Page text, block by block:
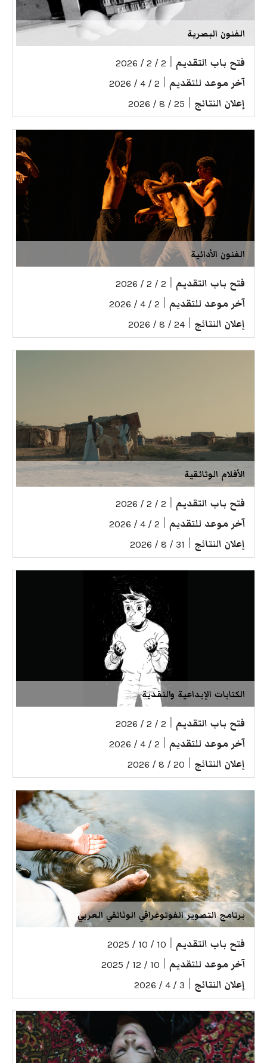
الفنون البصرية
فتح باب التقديم 2 / 2 / 2026
آخر موعد للتقديم 2 / 4 / 2026
إعلان النتائج 25 / 8 / 2026
الفنون الأدائية
فتح باب التقديم 2 / 2 / 2026
آخر موعد للتقديم 2 / 4 / 2026
إعلان النتائج 24 / 8 / 2026
الأفلام الوثائقية
فتح باب التقديم 2 / 2 / 2026
آخر موعد للتقديم 2 / 4 / 2026
إعلان النتائج 31 / 8 / 2026
الكتابات الإبداعية والنقدية
فتح باب التقديم 2 / 2 / 2026
آخر موعد للتقديم 2 / 4 / 2026
إعلان النتائج 20 / 8 / 2026
برنامج التصوير الفوتوغرافي الوثائقي العربي
فتح باب التقديم 10 / 10 / 2025
آخر موعد للتقديم 10 / 12 / 2025
إعلان النتائج 3 / 4 / 2026